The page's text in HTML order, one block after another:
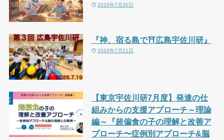
2026年7月30日
『神、宿る島で⛩広島宇佐川研』
2026年7月21日
【東京宇佐川研7月度】発達の仕
組みからの支援アプローチ～理論
編～『超偏食の子の理解と改善ア
プローチ〜症例別アプローチ&脳